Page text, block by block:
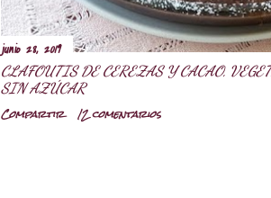
junio 28, 2019
CLAFOUTIS DE CEREZAS Y CACAO,
SIN AZÚCAR
Compartir 12 comentarios